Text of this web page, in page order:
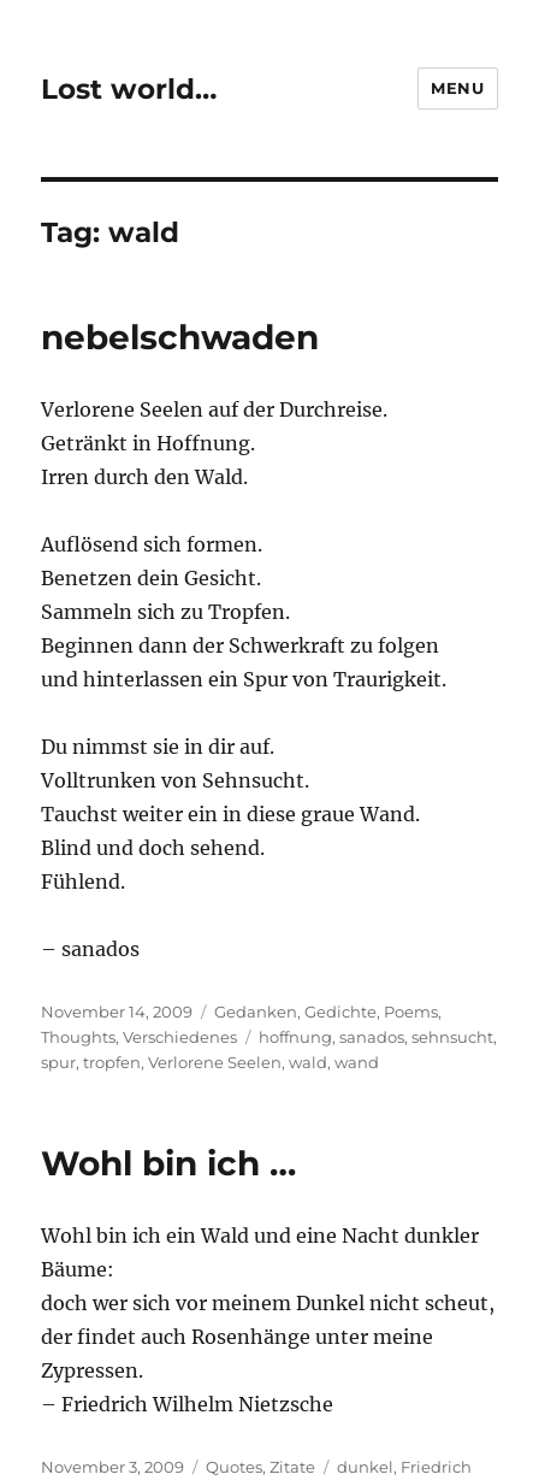
Lost world… MENU
Tag:wald
nebelschwaden
Verlorene Seelen auf der Durchreise.
Getränkt in Hoffnung.
Irren durch den Wald.
Auflösend sich formen.
Benetzen dein Gesicht.
Sammeln sich zu Tropfen.
Beginnen dann der Schwerkraft zu folgen
und hinterlassen ein Spur von Traurigkeit.
Du nimmst sie in dir auf.
Volltrunken von Sehnsucht.
Tauchst weiter ein in diese graue Wand.
Blind und doch sehend.
Fühlend.
– sanados
Posted
on
November 14, 2009 Categories
Gedanken,Gedichte, Poems,
Thoughts,Verschiedenes Tags
hoffnung,sanados,sehnsucht,
spur,tropfen,Verlorene Seelen,wald,wand
Wohl bin ich …
Wohl bin ich ein Wald und eine Nacht dunkler
Bäume:
doch wer sich vor meinem Dunkel nicht scheut,
der findet auch Rosenhänge unter meine
Zypressen.
– Friedrich Wilhelm Nietzsche
Posted
November 3, 2009 Categories
Quotes,Zitate Tags
dunkel, Friedrich